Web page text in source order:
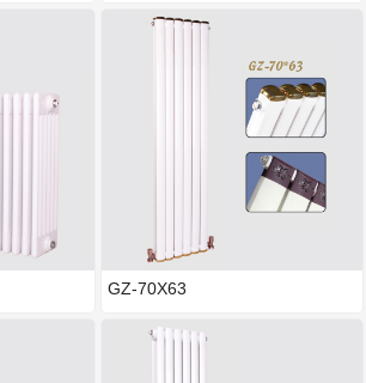
GZ-70X63